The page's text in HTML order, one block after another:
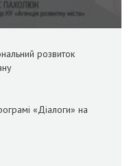
розвиток
«Діалоги» на